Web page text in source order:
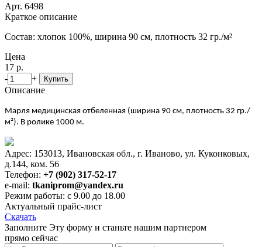
Арт. 6498
Краткое описание
Состав: хлопок 100%, ширина 90 см, плотность 32 гр./м²
Цена
17 р.
-
+ Купить
Описание
Марля медицинская отбеленная (ширина 90 см, плотность 32 гр./
м²). В ролике 1000 м.
Адрес: 153013, Ивановская обл., г. Иваново, ул. Куконковых,
д.144, ком. 56
Телефон: +7 (902) 317-52-17
e-mail: tkaniprom@yandex.ru
Режим работы: с 9.00 до 18.00
Актуальный прайс-лист
Скачать
Заполните Эту форму и станьте нашим партнером
прямо сейчас